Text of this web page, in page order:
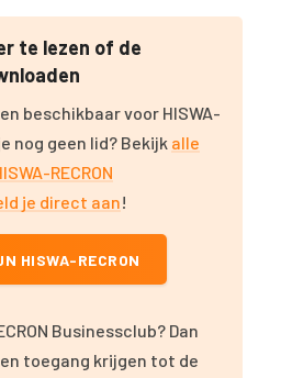
te lezen of de
beschikbaar voor HISWA-
nog geen lid? Bekijk alle
RECRON
je direct aan!
HISWA-RECRON
Businessclub? Dan
en toegang krijgen tot de